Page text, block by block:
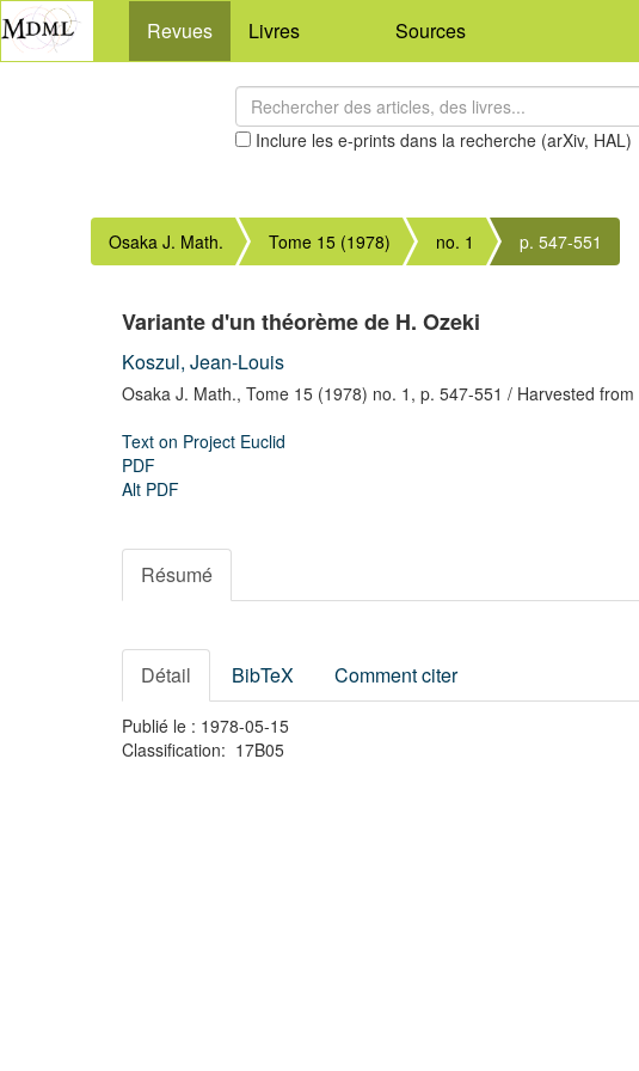
Revues Livres Sources
Inclure les e-prints dans la recherche (arXiv, HAL)
Osaka J. Math. Tome 15 (1978) no. 1 p. 547-551
Variante d'un théorème de H. Ozeki
Koszul, Jean-Louis
Osaka J. Math., Tome 15 (1978) no. 1, p. 547-551 / Harvested from
Text on Project Euclid
PDF
Alt PDF
Résumé
Détail BibTeX Comment citer
Publié le : 1978-05-15
Classification: 17B05